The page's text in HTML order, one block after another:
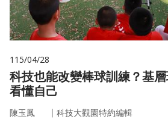
115/04/28
科技也能改變棒球訓練？基
看懂自己
陳玉鳳 ｜ 科技大觀園特約編輯